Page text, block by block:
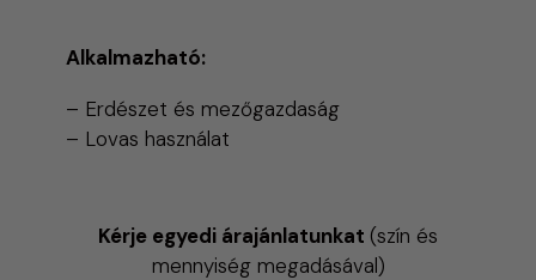
Alkalmazható:
– Erdészet és mezőgazdaság
– Lovas használat
Kérje egyedi árajánlatunkat (szín és
mennyiség megadásával)